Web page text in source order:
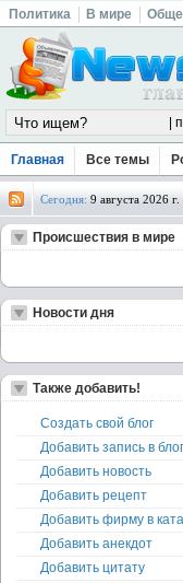
Политика В мире
Главная Все темы
Сегодня: 9 августа 2026 г.
Происшествия в мире
Новости дня
Также добавить!
Создать свой блог
Добавить запись в блог
Добавить новость
Добавить рецепт
Добавить фирму в
Добавить анекдот
Добавить цитату